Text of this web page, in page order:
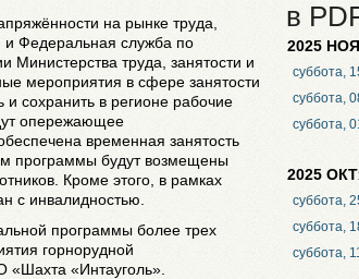
на рынке труда,
и Федеральная служба по
Министерства труда, занятости и
мероприятия в сфере занятости
и сохранить в регионе рабочие
опережающее
временная занятость
программы будут возмещены
Кроме этого, в рамках
с инвалидностью.
программы более трех
горнорудной
«Интауголь».
в
2025
суббота,
суббота,
суббота,
2025
суббота,
суббота,
суббота,